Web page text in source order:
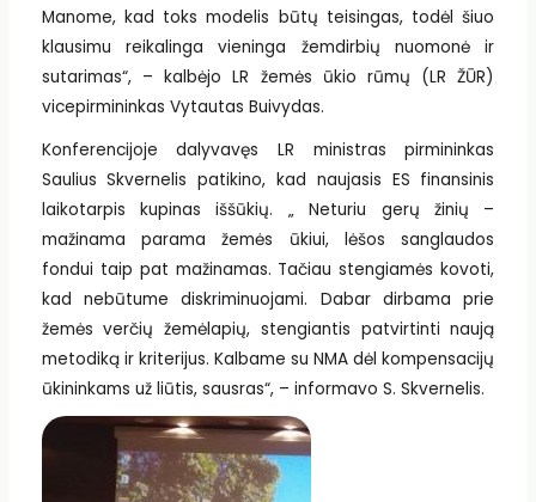
Manome, kad toks modelis būtų teisingas, todėl šiuo
klausimu reikalinga vieninga žemdirbių nuomonė ir
sutarimas“, – kalbėjo LR žemės ūkio rūmų (LR ŽŪR)
vicepirmininkas Vytautas Buivydas.
Konferencijoje dalyvavęs LR ministras pirmininkas
Saulius Skvernelis patikino, kad naujasis ES finansinis
laikotarpis kupinas iššūkių. „ Neturiu gerų žinių –
mažinama parama žemės ūkiui, lėšos sanglaudos
fondui taip pat mažinamas. Tačiau stengiamės kovoti,
kad nebūtume diskriminuojami. Dabar dirbama prie
žemės verčių žemėlapių, stengiantis patvirtinti naują
metodiką ir kriterijus. Kalbame su NMA dėl kompensacijų
ūkininkams už liūtis, sausras“, – informavo S. Skvernelis.